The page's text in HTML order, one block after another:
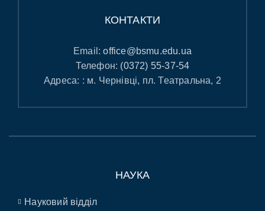
КОНТАКТИ
Email:office@bsmu.edu.ua
Телефон: (0372) 55-37-54
Адреса: : м. Чернівці, пл. Театральна, 2
НАУКА
Науковий відділ